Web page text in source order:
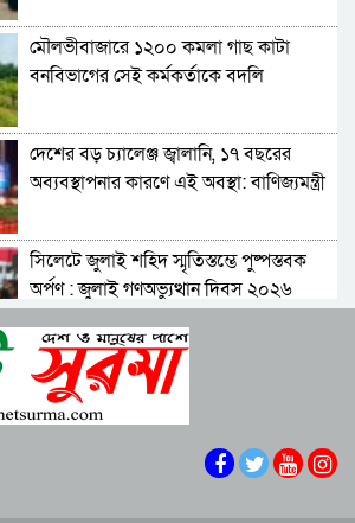
মৌলভীবাজারে ১২০০ কমলা গাছ কাটা
বনবিভাগের সেই কর্মকর্তাকে বদলি
দেশের বড় চ্যালেঞ্জ জ্বালানি, ১৭ বছরের
অব্যবস্থাপনার কারণে এই অবস্থা: বাণিজ্যমন্ত্রী
সিলেটে জুলাই শহিদ স্মৃতিস্তম্ভে পুষ্পস্তবক
অর্পণ : জুলাই গণঅভ্যুত্থান দিবস ২০২৬
১০ আগস্ট এসএসসি ও সমমানের পরীক্ষার
ফল প্রকাশ
শাপলা চত্বরে হত্যা মামলা: শেখ হাসিনাসহ